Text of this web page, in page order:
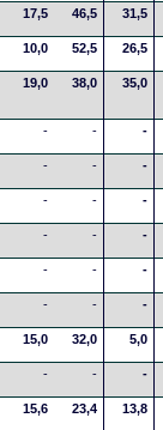
17,5 46,5 31,5
10,0 52,5 26,5
19,0 38,0 35,0
- - -
- - -
- - -
- - -
- - -
- - -
15,0 32,0 5,0
- - -
15,6 23,4 13,8